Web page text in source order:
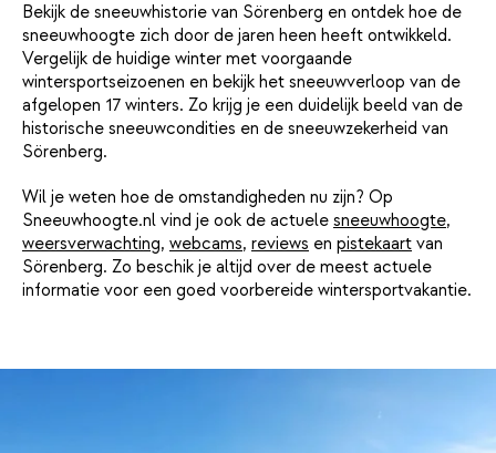
Bekijk de sneeuwhistorie van Sörenberg en ontdek hoe de
sneeuwhoogte zich door de jaren heen heeft ontwikkeld.
Vergelijk de huidige winter met voorgaande
wintersportseizoenen en bekijk het sneeuwverloop van de
afgelopen 17 winters. Zo krijg je een duidelijk beeld van de
historische sneeuwcondities en de sneeuwzekerheid van
Sörenberg.
Wil je weten hoe de omstandigheden nu zijn? Op
Sneeuwhoogte.nl vind je ook de actuele sneeuwhoogte,
weersverwachting, webcams, reviews en pistekaart van
Sörenberg. Zo beschik je altijd over de meest actuele
informatie voor een goed voorbereide wintersportvakantie.